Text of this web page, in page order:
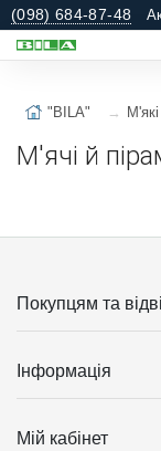
(098) 684-87-48
"BILA"
М'ячі й
Покупцям та
Інформація
Мій кабінет